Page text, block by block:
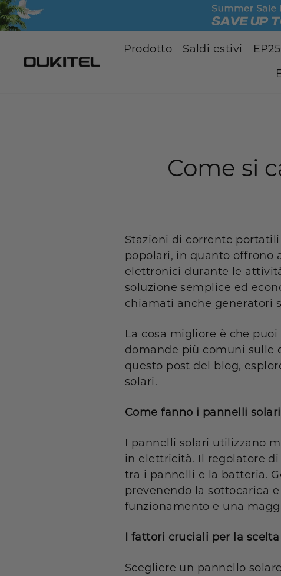
Vai
al
Prodotto Saldi estivi
Come si
Stazioni di corrente portatili
popolari, in quanto offrono
elettronici durante le
soluzione semplice ed
chiamati anche generatori
La cosa migliore è che
domande più comuni sulle
questo post del blog,
solari.
Come fanno i pannelli
I pannelli solari utilizzano
in elettricità. Il regolatore
tra i pannelli e la batteria.
prevenendo la sottocarica
funzionamento e una
I fattori cruciali per la
Scegliere un pannello